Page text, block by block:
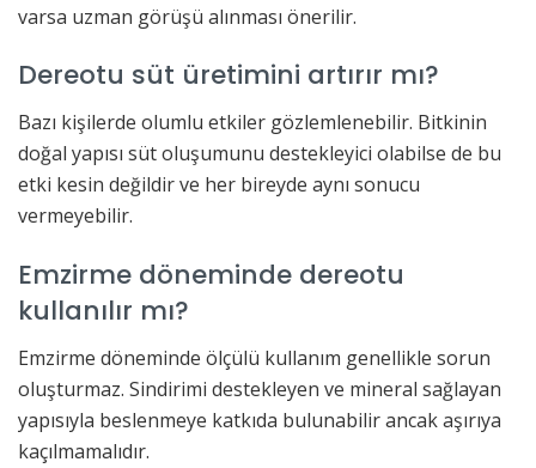
varsa uzman görüşü alınması önerilir.
Dereotu süt üretimini artırır mı?
Bazı kişilerde olumlu etkiler gözlemlenebilir. Bitkinin
doğal yapısı süt oluşumunu destekleyici olabilse de bu
etki kesin değildir ve her bireyde aynı sonucu
vermeyebilir.
Emzirme döneminde dereotu
kullanılır mı?
Emzirme döneminde ölçülü kullanım genellikle sorun
oluşturmaz. Sindirimi destekleyen ve mineral sağlayan
yapısıyla beslenmeye katkıda bulunabilir ancak aşırıya
kaçılmamalıdır.